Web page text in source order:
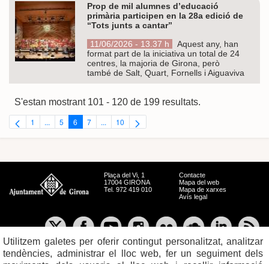
Prop de mil alumnes d’educació
primària participen en la 28a edició de
“Tots junts a cantar”
11/06/2026 - 13.37 h
Aquest any, han
format part de la iniciativa un total de 24
centres, la majoria de Girona, però
també de Salt, Quart, Fornells i Aiguaviva
S'estan mostrant 101 - 120 de 199 resultats.
Pàgina
1 ...Pàgines intermèdies Utilitzeu TAB per navegar.
Pàgina
5 Pàgina
6 Pàgina
7 ...Pàgines intermèdies Utilitzeu TAB per navegar.
Pàgina
10
Plaça del Vi, 1
17004 GIRONA
Tel. 972 419 010
Contacte
Mapa del web
Mapa de xarxes
Avís legal
Utilitzem galetes per oferir contingut personalitzat, analitzar
tendències, administrar el lloc web, fer un seguiment dels